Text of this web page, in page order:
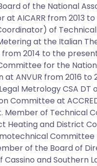
of the National
at AICARR from 2013
of
at the Italian
2014 to the
for the
at ANVUR from 2016 to
Metrology CSA DT
Committee at
Member of Technical
Heating and District
Committee
of the Board of
Cassino and Southern